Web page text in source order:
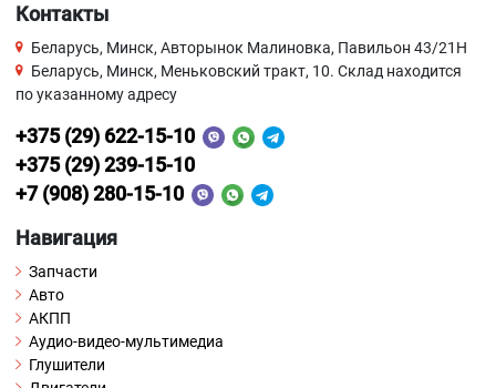
Контакты
Беларусь, Минск, Авторынок Малиновка, Павильон 43/21Н
Беларусь, Минск, Меньковский тракт, 10. Склад находится
по указанному адресу
+375 (29) 622-15-10
+375 (29) 239-15-10
+7 (908) 280-15-10
Навигация
Запчасти
Авто
АКПП
Аудио-видео-мультимедиа
Глушители